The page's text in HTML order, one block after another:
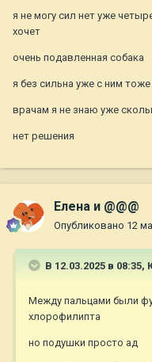
я не могу сил нет уже
хочет
очень подавленная собака
я без сильна уже с ним тоже
врачам я не знаю уже
нет решения
Елена и @@@
Опубликовано 12
В 12.03.2025 в 08:35,
Между пальцами были
хлорофилипта
но подушки просто ад